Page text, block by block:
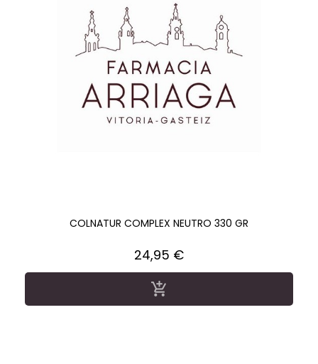
COLNATUR COMPLEX NEUTRO 330 GR
Precio
24,95 €
